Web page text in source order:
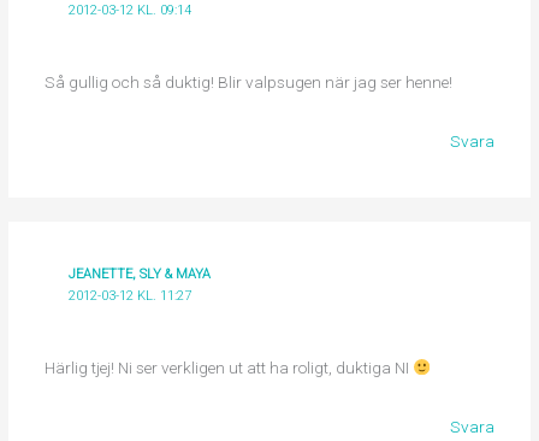
2012-03-12 KL. 09:14
Så gullig och så duktig! Blir valpsugen när jag ser henne!
Svara
JEANETTE, SLY & MAYA
2012-03-12 KL. 11:27
Härlig tjej! Ni ser verkligen ut att ha roligt, duktiga NI
Svara